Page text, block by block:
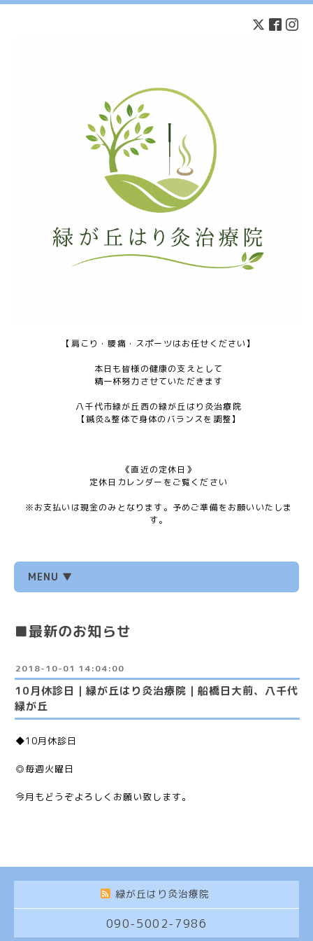
【肩こり・腰痛・スポーツはお任せください】
本日も皆様の健康の支えとして
精一杯努力させていただきます
八千代市緑が丘西の緑が丘はり灸治療院
【鍼灸&整体で身体のバランスを調整】
《直近の定休日》
定休日カレンダーをご覧ください
※お支払いは現金のみとなります。予めご準備をお願いいたしま
す。
MENU ▼
■最新のお知らせ
2018-10-01 14:04:00
10月休診日｜緑が丘はり灸治療院｜船橋日大前、八千代
緑が丘
◆10月休診日
◎毎週火曜日
今月もどうぞよろしくお願い致します。
緑が丘はり灸治療院
090-5002-7986